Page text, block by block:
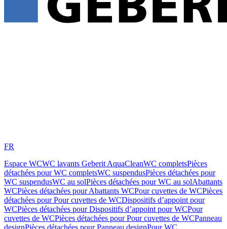
FR
Espace WCWC lavants Geberit AquaCleanWC completsPièces
détachées pour WC completsWC suspendusPièces détachées pour
WC suspendusWC au solPièces détachées pour WC au solAbattants
WCPièces détachées pour Abattants WCPour cuvettes de WCPièces
détachées pour Pour cuvettes de WCDispositifs d’appoint pour
WCPièces détachées pour Dispositifs d’appoint pour WCPour
cuvettes de WCPièces détachées pour Pour cuvettes de WCPanneau
designPièces détachées pour Panneau designPour WC